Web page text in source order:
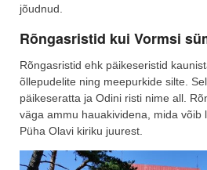
jõudnud.
Rõngasristid kui Vormsi
Rõngasristid ehk päikeseristid
õllepudelite ning meepurkide silte.
päikeseratta ja Odini risti nime all.
väga ammu hauakividena, mida võib
Püha Olavi kiriku juurest.